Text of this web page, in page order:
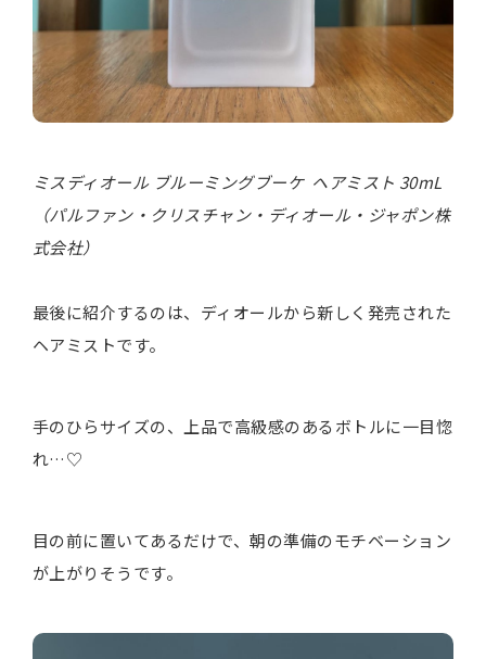
ミスディオール ブルーミングブーケ ヘアミスト 30mL
（パルファン・クリスチャン・ディオール・ジャポン株
式会社）
最後に紹介するのは、ディオールから新しく発売された
ヘアミストです。
手のひらサイズの、上品で高級感のあるボトルに一目惚
れ…♡
目の前に置いてあるだけで、朝の準備のモチベーション
が上がりそうです。